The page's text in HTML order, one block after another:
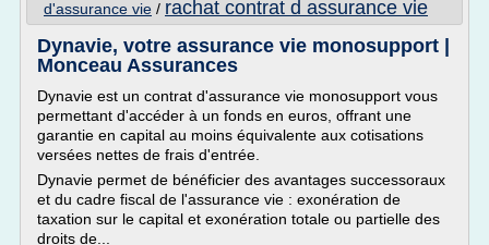
d'assurance vie / rachat contrat d assurance vie
Dynavie, votre assurance vie monosupport |
Monceau Assurances
Dynavie est un contrat d'assurance vie monosupport vous
permettant d'accéder à un fonds en euros, offrant une
garantie en capital au moins équivalente aux cotisations
versées nettes de frais d'entrée.
Dynavie permet de bénéficier des avantages successoraux
et du cadre fiscal de l'assurance vie : exonération de
taxation sur le capital et exonération totale ou partielle des
droits de...